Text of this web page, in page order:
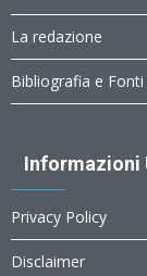
La redazione
Bibliografia e Fonti
Informazioni
Privacy Policy
Disclaimer